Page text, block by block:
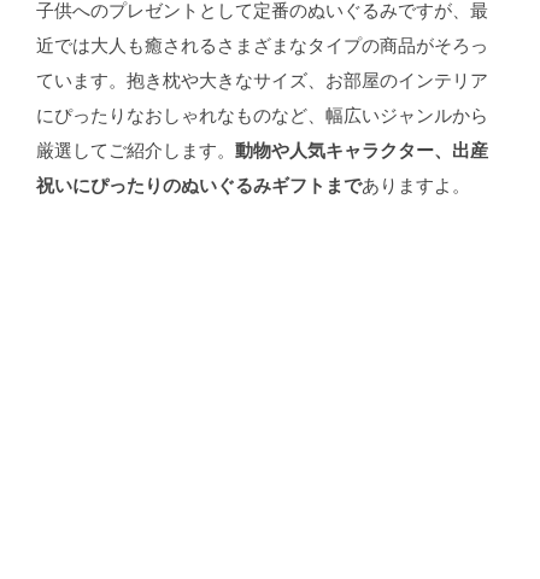
子供へのプレゼントとして定番のぬいぐるみですが、最
近では大人も癒されるさまざまなタイプの商品がそろっ
ています。抱き枕や大きなサイズ、お部屋のインテリア
にぴったりなおしゃれなものなど、幅広いジャンルから
厳選してご紹介します。 動物や人気キャラクター、出産
祝いにぴったりのぬいぐるみギフトまでありますよ。